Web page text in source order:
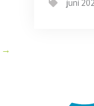
→
juni